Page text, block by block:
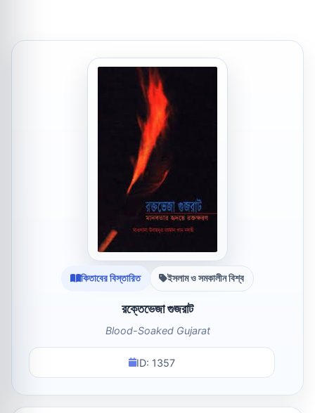
কিতাবের বিস্তারিত ইসলাম ও সমকালীন বিশ্ব
রক্তেভেজা গুজরাট
Blood-Soaked Gujarat
ID: 1357